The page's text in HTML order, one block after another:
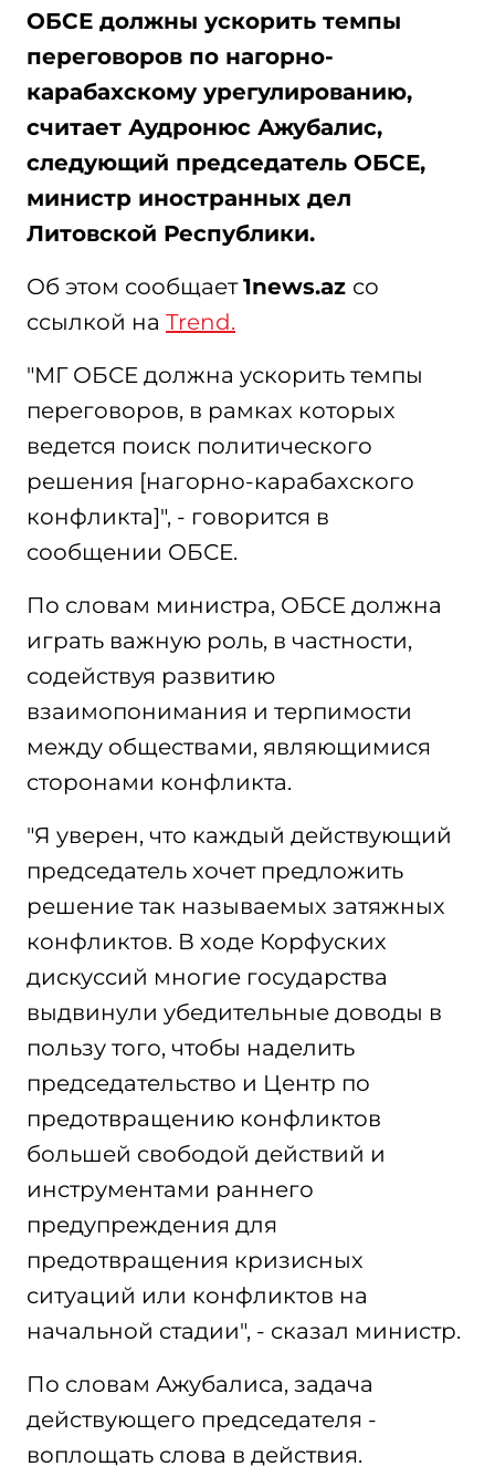
ОБСЕ должны ускорить темпы
переговоров по нагорно-
карабахскому урегулированию,
считает Аудронюс Ажубалис,
следующий председатель ОБСЕ,
министр иностранных дел
Литовской Республики.
Об этом сообщает1news.az со
ссылкой на Trend.
"МГ ОБСЕ должна ускорить темпы
переговоров, в рамках которых
ведется поиск политического
решения [нагорно-карабахского
конфликта]", - говорится в
сообщении ОБСЕ.
По словам министра, ОБСЕ должна
играть важную роль, в частности,
содействуя развитию
взаимопонимания и терпимости
между обществами, являющимися
сторонами конфликта.
"Я уверен, что каждый действующий
председатель хочет предложить
решение так называемых затяжных
конфликтов. В ходе Корфуских
дискуссий многие государства
выдвинули убедительные доводы в
пользу того, чтобы наделить
председательство и Центр по
предотвращению конфликтов
большей свободой действий и
инструментами раннего
предупреждения для
предотвращения кризисных
ситуаций или конфликтов на
начальной стадии", - сказал министр.
По словам Ажубалиса, задача
действующего председателя -
воплощать слова в действия.